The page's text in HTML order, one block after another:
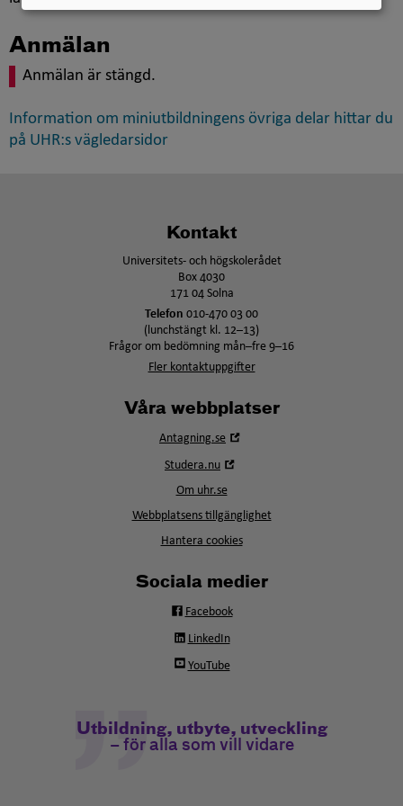
Anmälan
Anmälan är stängd.
Information om miniutbildningens övriga delar hittar du
på UHR:s vägledarsidor
Kontakt
Universitets- och högskolerådet
Box 4030
171 04 Solna
Telefon 010-470 03 00
(lunchstängt kl. 12–13)
Frågor om bedömning mån–fre 9–16
Fler kontaktuppgifter
Våra webbplatser
Antagning.se
Studera.nu
fönster
Om uhr.se
Webbplatsens tillgänglighet
Hantera cookies
Sociala medier
Facebook
LinkedIn
YouTube
Utbildning, utbyte, utveckling
– för alla som vill vidare